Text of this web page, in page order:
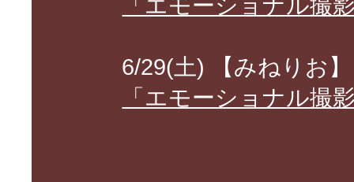
6/29(土) 【みねりお】
「エモーショナル撮